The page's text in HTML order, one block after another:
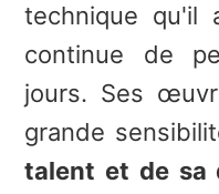
technique qu'il
continue de
jours. Ses
grande
talent et de sa